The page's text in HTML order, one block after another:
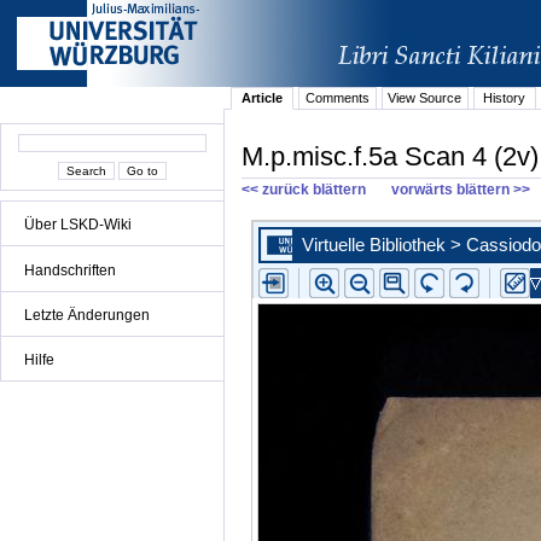
Über LSKD-Wiki
Handschriften
Letzte Änderungen
Hilfe
Article Comments View Source History
M.p.misc.f.5a Scan 4 (2v)
<< zurück blättern vorwärts blättern >>